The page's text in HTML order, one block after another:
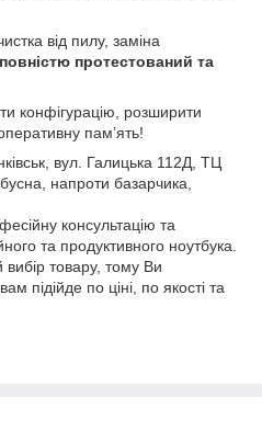
від пилу, заміна
протестований та
конфігурацію, розширити
пам’ять!
вул. Галицька 112Д, ТЦ
напроти базарчика,
консультацію та
та продуктивного ноутбука.
вибір товару, тому Ви
підійде по ціні, по якості та